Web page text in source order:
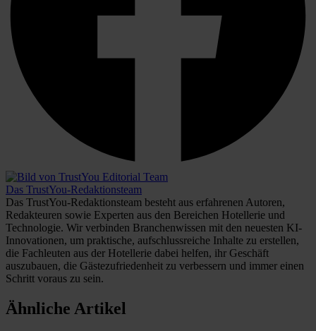
Das TrustYou-Redaktionsteam
Das TrustYou-Redaktionsteam besteht aus erfahrenen Autoren,
Redakteuren sowie Experten aus den Bereichen Hotellerie und
Technologie. Wir verbinden Branchenwissen mit den neuesten KI-
Innovationen, um praktische, aufschlussreiche Inhalte zu erstellen,
die Fachleuten aus der Hotellerie dabei helfen, ihr Geschäft
auszubauen, die Gästezufriedenheit zu verbessern und immer einen
Schritt voraus zu sein.
Ähnliche Artikel